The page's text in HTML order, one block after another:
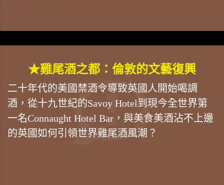
★雞尾酒之都：倫敦的文藝復興
二十年代的美國禁酒令導致英國人開始喝調
酒，從十九世紀的Savoy Hotel到現今全世界第
一名Connaught Hotel Bar，與美食美酒沾不上邊
的英國如何引領世界雞尾酒風潮？